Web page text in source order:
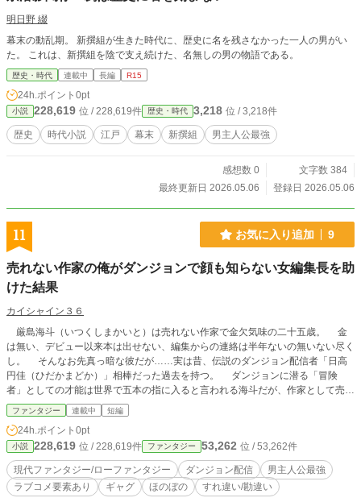
明日野 綴
幕末の動乱期。 新撰組が生きた時代に、歴史に名を残さなかった一人の男がい
た。 これは、新撰組を陰で支え続けた、名無しの男の物語である。
歴史・時代 連載中 長編 R15
24h.ポイント 0pt
小説 228,619 位 / 228,619件 歴史・時代 3,218 位 / 3,218件
歴史 時代小説 江戸 幕末 新撰組 男主人公最強
感想数 0
文字数 384
最終更新日 2026.05.06
登録日 2026.05.06
11 お気に入り追加 9
売れない作家の俺がダンジョンで顔も知らない女編集長を助
けた結果
カイシャイン３６
厳島海斗（いつくしまかいと）は売れない作家で金欠気味の二十五歳。 金
は無い、デビュー以来本は出せない、編集からの連絡は半年ないの無いない尽く
し。 そんなお先真っ暗な彼だが……実は昔、伝説のダンジョン配信者「日高
円佳（ひだかまどか）」相棒だった過去を持つ。 ダンジョンに潜る「冒険
者」としての才能は世界で五本の指に入ると言われる海斗だが、作家として売れ
たい彼はダンジョンとは無縁の生活を送っていた。 そんな彼だったが円佳に
アイテムを取ってくるよう頼まれ（脅され）渋々ダンジョンに潜ることに。その
時人気配信者「ハルル」を助ける。 作家として大成するまで目立ちたくな
い、筆一本で有名になりたい彼は名前も告げずその場から去った。 「さて、企
画書を作成しないと、でも編集さんは見てもくれないんだよなぁ」 だがその
日以来、なぜか編集長の北大路氏から頻繁に連絡が来るようになる。 ＜ラブコ
メ作家の厳島先生にこんな本を書いて欲しいのですが＞ 今まで放置されてい
ファンタジー 連載中 短編
24h.ポイント 0pt
小説 228,619 位 / 228,619件 ファンタジー 53,262 位 / 53,262件
現代ファンタジー/ローファンタジー ダンジョン配信
男主人公最強
ラブコメ要素あり
ギャグ ほのぼの すれ違い/勘違い